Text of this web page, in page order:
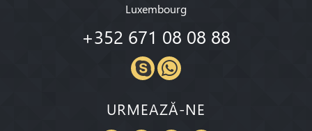
Luxembourg
+352 671 08 08 88
URMEAZĂ-NE